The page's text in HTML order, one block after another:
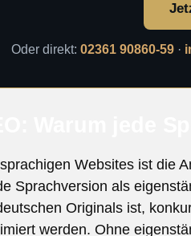
Oder direkt:02361 90860-59 ·
Websites ist die
Sprachversion als
Originals ist,
werden. Ohne